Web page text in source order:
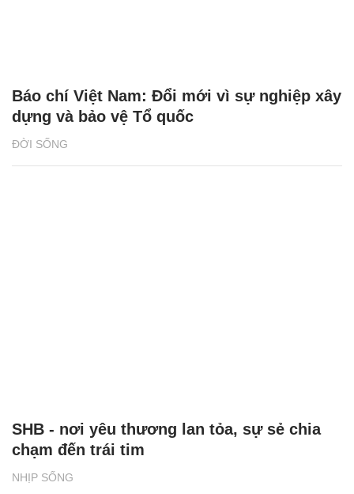
ĐỜI SỐNG
Báo chí Việt Nam: Đổi mới vì sự nghiệp xây
dựng và bảo vệ Tổ quốc
NHỊP SỐNG
SHB - nơi yêu thương lan tỏa, sự sẻ chia
chạm đến trái tim